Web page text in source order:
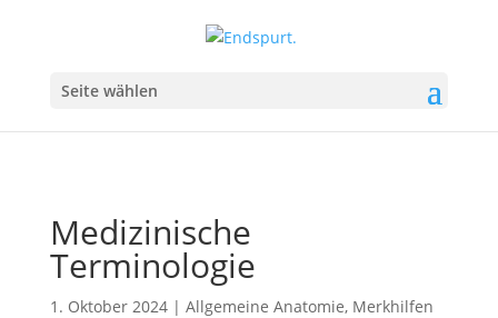
Seite wählen
Medizinische
Terminologie
1. Oktober 2024| Allgemeine Anatomie, Merkhilfen